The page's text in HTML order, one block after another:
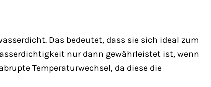
Das bedeutet, dass sie sich ideal zum
nur dann gewährleistet ist, wenn
Temperaturwechsel, da diese die